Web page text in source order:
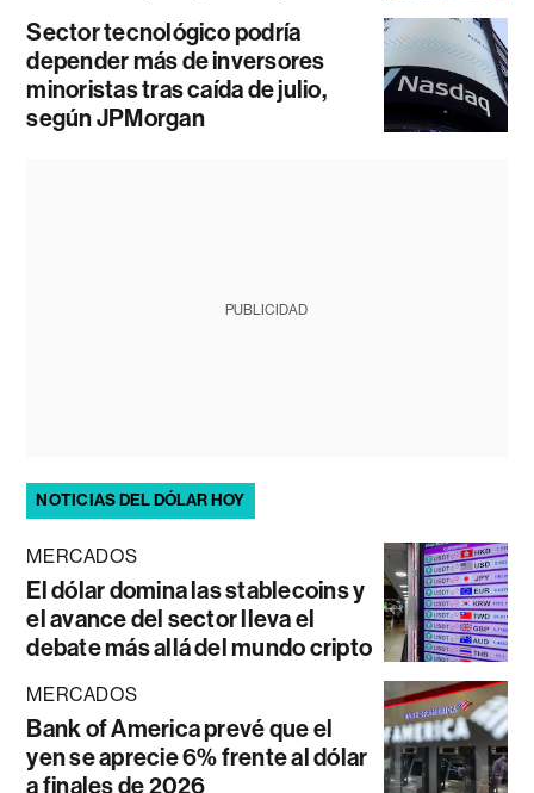
Sector tecnológico podría
depender más de inversores
minoristas tras caída de julio,
según JPMorgan
PUBLICIDAD
NOTICIAS DEL DÓLAR HOY
MERCADOS
El dólar domina las stablecoins y
el avance del sector lleva el
debate más allá del mundo cripto
MERCADOS
Bank of America prevé que el
yen se aprecie 6% frente al dólar
a finales de 2026